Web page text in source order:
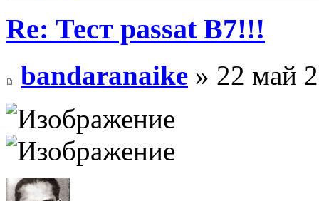
Re: Тест passat B7!!!
bandaranaike » 22 май